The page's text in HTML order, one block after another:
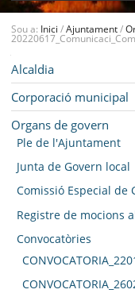
BELL-LLOC
Sou a: Inici /Ajuntament/
Alcaldia
Corporació municipal
Organs de govern
Ple de l'Ajuntament
Junta de Govern local
Comissió Especial de
Registre de mocions
Convocatòries